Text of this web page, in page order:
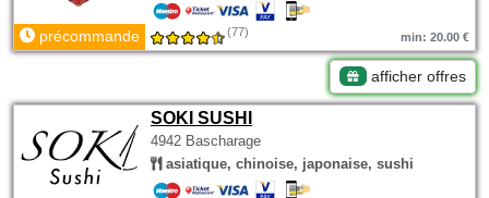
précommande (77) min: 20.00 €
afficher offres
SOKI SUSHI
4942 Bascharage
asiatique, chinoise, japonaise, sushi